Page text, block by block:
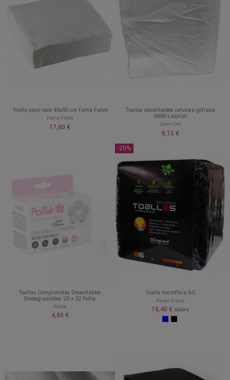
Toalla spun-lace 40x80 cm Fama Fabre
Fama Fabré
17,80 €
Toallas desechables celulosa gofrada
080R LadyCel
Cami-Cel
8,15 €
Toallas Comprimidas Desechables
Biodegradables 20 x 22 Pollie
Pollié
4,80 €
-20%
Toalla microfibra AG
Asuer Group
18,40 € 23,00 €